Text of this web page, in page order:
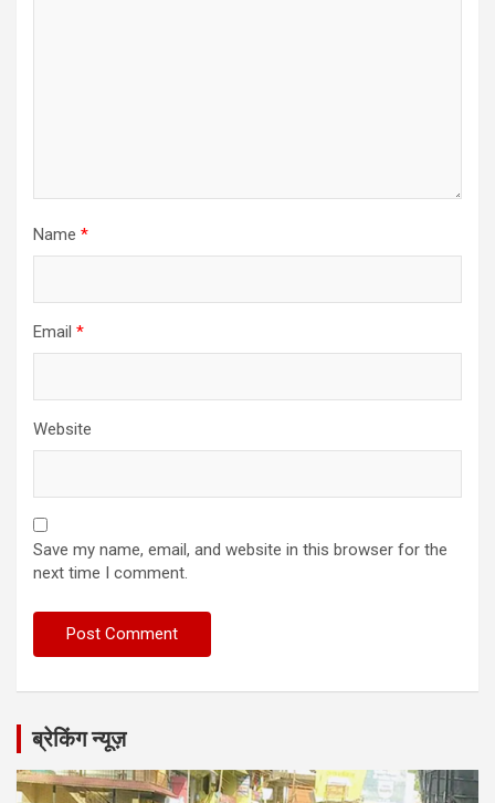
Name *
Email *
Website
Save my name, email, and website in this browser for the
next time I comment.
ब्रेकिंग न्यूज़